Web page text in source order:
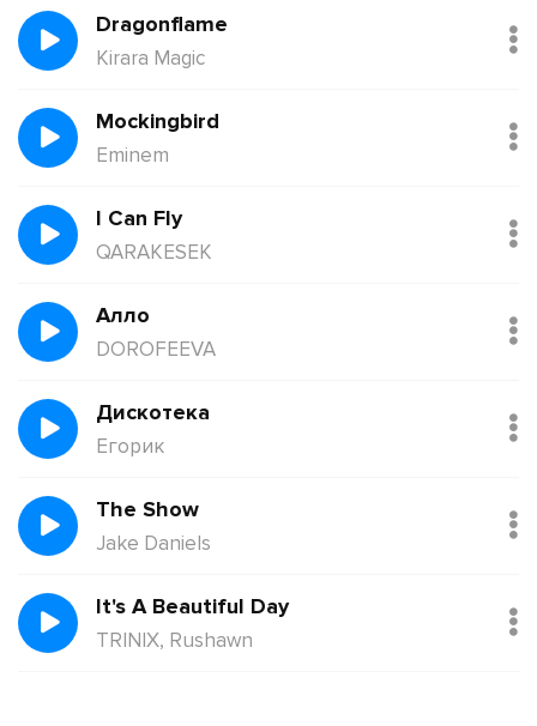
Dragonflame
Kirara Magic
Mockingbird
Eminem
I Can Fly
QARAKESEK
Алло
DOROFEEVA
Дискотека
Егорик
The Show
Jake Daniels
It's A Beautiful Day
TRINIX, Rushawn